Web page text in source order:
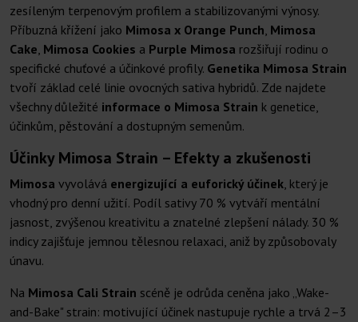
zesíleným terpenovým profilem a stabilizovanými výnosy.
Příbuzná křížení jako Mimosa x Orange Punch Mimosa
Cake Mimosa Cookies a Purple Mimosa rozšiřují rodinu o
specifické chuťové a účinkové profily. Genetika Mimosa Strain
tvoří základ celé linie ovocných sativa hybridů. Zde najdete
všechny důležité informace o Mimosa Strain k genetice,
účinkům, pěstování a dostupným semenům.
Účinky Mimosa Strain – Efekty a zkušenosti
Mimosa vyvolává energizující a euforický účinek , který je
vhodný pro denní užití. Podíl sativy 70 % vytváří mentální
jasnost, zvýšenou kreativitu a znatelné zlepšení nálady. 30 %
indicy zajišťuje jemnou tělesnou relaxaci, aniž by způsobovaly
únavu.
Na Mimosa Cali Strain scéně je odrůda ceněna jako „Wake-
and-Bake" strain: motivující účinek nastupuje rychle a trvá 2–3